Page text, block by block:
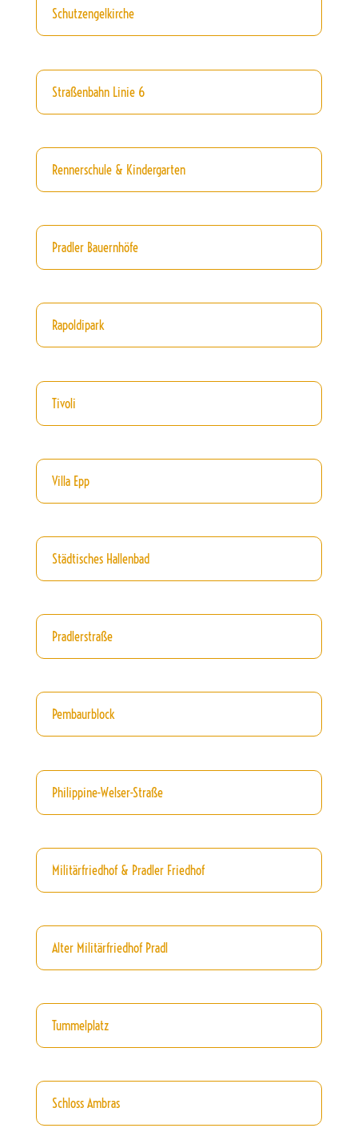
Schutzengelkirche
Straßenbahn Linie 6
Rennerschule & Kindergarten
Pradler Bauernhöfe
Rapoldipark
Tivoli
Villa Epp
Städtisches Hallenbad
Pradlerstraße
Pembaurblock
Philippine-Welser-Straße
Militärfriedhof & Pradler Friedhof
Alter Militärfriedhof Pradl
Tummelplatz
Schloss Ambras